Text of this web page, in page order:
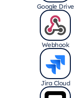
Google Drive
Webhook
Jira Cloud